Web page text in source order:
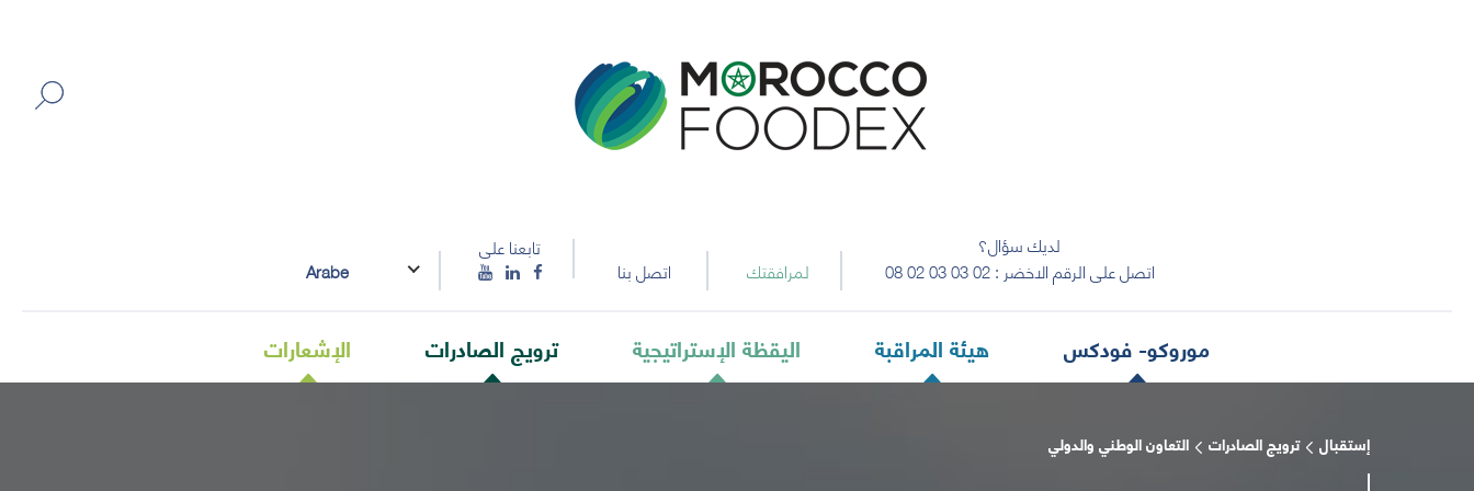
لديك سؤال؟
اتصل على الرقم الاخضر :08 02 03 03 02 لمرافقتك اتصل بنا
تابعنا على
Arabe
موروكو- فودكس هيئة المراقبة اليقظة الإستراتيجية ترويج الصادرات الإشعارات
إستقبال ترويج الصادرات التعاون الوطني والدولي